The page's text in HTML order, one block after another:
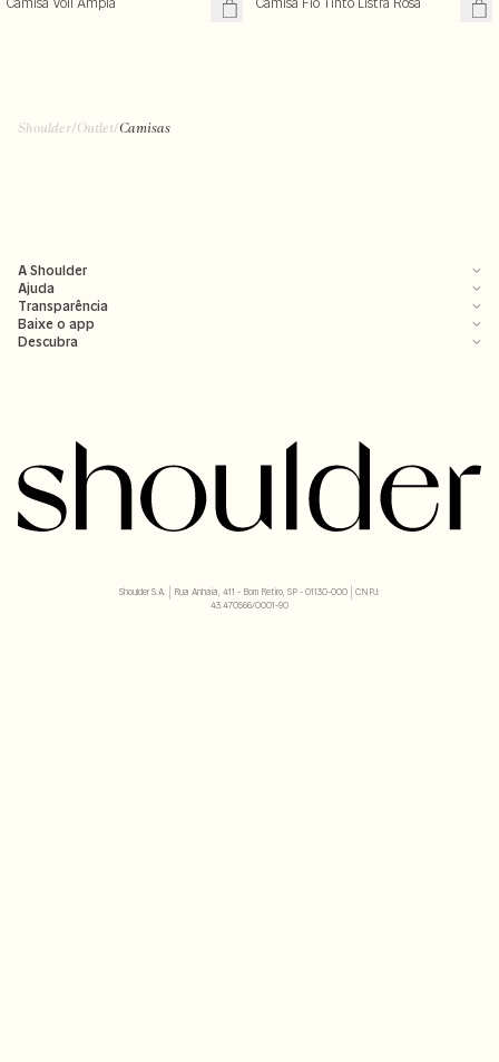
Shoulder/Outlet/Camisas
A Shoulder
Ajuda
Transparência
Baixe o app
Descubra
Shoulder S.A. | Rua Anhaia, 411 - Bom Retiro, SP - 01130-000 | CNPJ:
43.470566/0001-90